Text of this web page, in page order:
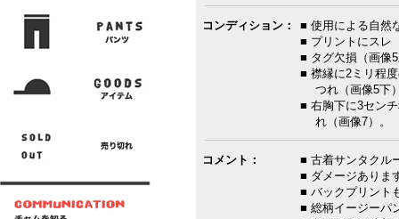
コンディション：
■ 使用による自然
■ プリントにスレ
■ タグ欠損（画像
■ 襟縁に2ミリ程
つれ（画像5下
■ 右胸下に3セン
れ（画像7）。
コメント：
■ 古着サンタクル
■ ダメージありま
■ バックプリント
■ 総柄イージーパ